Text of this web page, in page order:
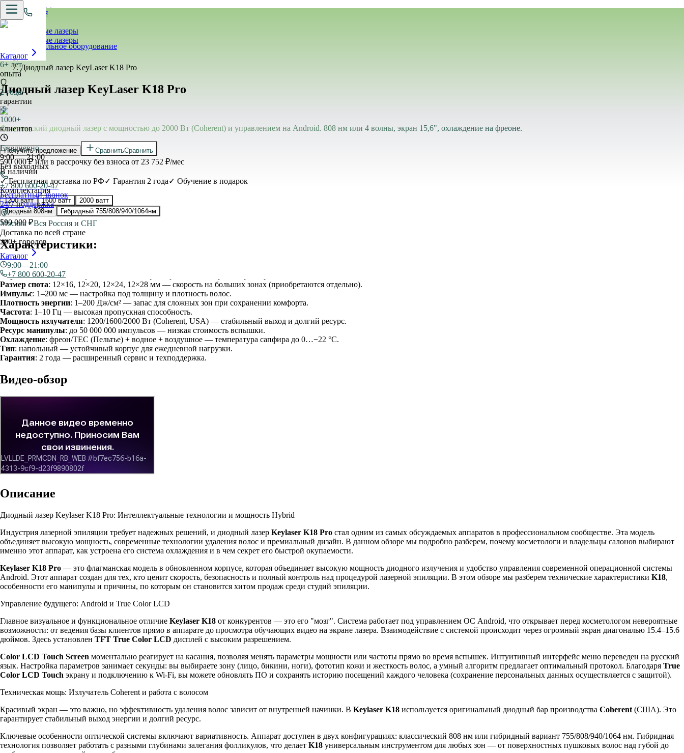
Профессиональное оборудование
6+ лет
опыта
2 года
гарантии
1000+
клиентов
Ежедневно
9:00 — 21:00
Без выходных
+7 800 600-20-47
Бесплатный звонок
24/7 поддержка
Москва • Вся Россия и СНГ
Доставка по всей стране
200+ городов
Каталог
9:00—21:00
+7 800 600-20-47
Каталог
Главная
›
Диодные лазеры
Диодные лазеры
›
Диодный лазер KeyLaser K18 Pro
Диодный лазер KeyLaser K18 Pro
Флагманский диодный лазер с мощностью до 2000 Вт (Coherent) и управлением на Android. 808 нм или 4 волны, экран 15,6", охлаждение на фреоне.
Получить предложение СравнитьСравнить
590 000 ₽или в рассрочку без взноса от 23 752 ₽/мес
В наличии
✓ Бесплатная доставка по РФ✓ Гарантия 2 года✓ Обучение в подарок
Комплектация
1200 ватт 1600 ватт
2000 ватт
Диодный 808нм
Гибридный 755/808/940/1064нм
590 000 ₽
Характеристики:
Технология: диодный лазер — два варианта: 808 нм или 4 волны (755/808/940/1064 нм) для широкой работы по фототипам и типам волос.
Экран: 15,4–15,6″ сенсорный TFT — быстрые пресеты и контроль параметров.
Размер спота: 12×16, 12×20, 12×24, 12×28 мм — скорость на больших зонах (приобретаются отдельно).
Импульс: 1–200 мс — настройка под толщину и плотность волос.
Плотность энергии: 1–200 Дж/см² — запас для сложных зон при сохранении комфорта.
Частота: 1–10 Гц — высокая пропускная способность.
Мощность излучателя: 1200/1600/2000 Вт (Coherent, USA) — стабильный выход и долгий ресурс.
Ресурс манипулы: до 50 000 000 импульсов — низкая стоимость вспышки.
Охлаждение: фреон/TEC (Пельтье) + водное + воздушное — температура сапфира до 0…−22 °C.
Тип: напольный — устойчивый корпус для ежедневной нагрузки.
Гарантия: 2 года — расширенный сервис и техподдержка.
Видео-обзор
Описание
Диодный лазер Keylaser K18 Pro: Интеллектуальные технологии и мощность Hybrid
Индустрия лазерной эпиляции требует надежных решений, и диодный лазер Keylaser K18 Pro стал одним из самых обсуждаемых аппаратов в профессиональном сообществе. Эта модель
объединяет высокую мощность, современные технологии удаления волос и премиальный дизайн. В данном обзоре мы подробно разберем, почему косметологи и владельцы салонов выбирают
именно этот аппарат, как устроена его система охлаждения и в чем секрет его быстрой окупаемости.
Keylaser K18 Pro — это флагманская модель в обновленном корпусе, которая объединяет высокую мощность диодного излучения и удобство управления современной операционной системы
Android. Этот аппарат создан для тех, кто ценит скорость, безопасность и полный контроль над процедурой лазерной эпиляции. В этом обзоре мы разберем технические характеристики K18,
особенности его манипулы и причины, по которым он становится хитом продаж среди студий эпиляции.
Управление будущего: Android и True Color LCD
Главное визуальное и функциональное отличие Keylaser K18 от конкурентов — это его "мозг". Система работает под управлением ОС Android, что открывает перед косметологом невероятные
возможности: от ведения базы клиентов прямо в аппарате до просмотра обучающих видео на экране лазера. Взаимодействие с системой происходит через огромный экран диагональю 15.4–15.6
дюймов. Здесь установлен TFT True Color LCD дисплей с высоким разрешением.
Color LCD Touch Screen моментально реагирует на касания, позволяя менять параметры мощности или частоты прямо во время вспышек. Интуитивный интерфейс меню переведен на русский
язык. Настройка параметров занимает секунды: вы выбираете зону (лицо, бикини, ноги), фототип кожи и жесткость волос, а умный алгоритм предлагает оптимальный протокол. Благодаря True
Color LCD Touch экрану и подключению к Wi-Fi, вы можете обновлять ПО и сохранять историю посещений каждого человека (сохранение персональных данных осуществляется с защитой).
Техническая мощь: Излучатель Coherent и работа с волосом
Красивый экран — это важно, но эффективность удаления волос зависит от внутренней начинки. В Keylaser K18 используется оригинальный диодный бар производства Coherent (США). Это
гарантирует стабильный выход энергии и долгий ресурс.
Ключевые особенности оптической системы включают вариативность. Аппарат доступен в двух конфигурациях: классический 808 нм или гибридный вариант 755/808/940/1064 нм. Гибридная
технология позволяет работать с разными глубинами залегания фолликулов, что делает K18 универсальным инструментом для любых зон — от поверхностных пушковых волос над губой до